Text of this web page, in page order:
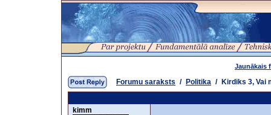
Jaunākais
Forumu saraksts / Politika / Kirdiks 3, Vai
kimm